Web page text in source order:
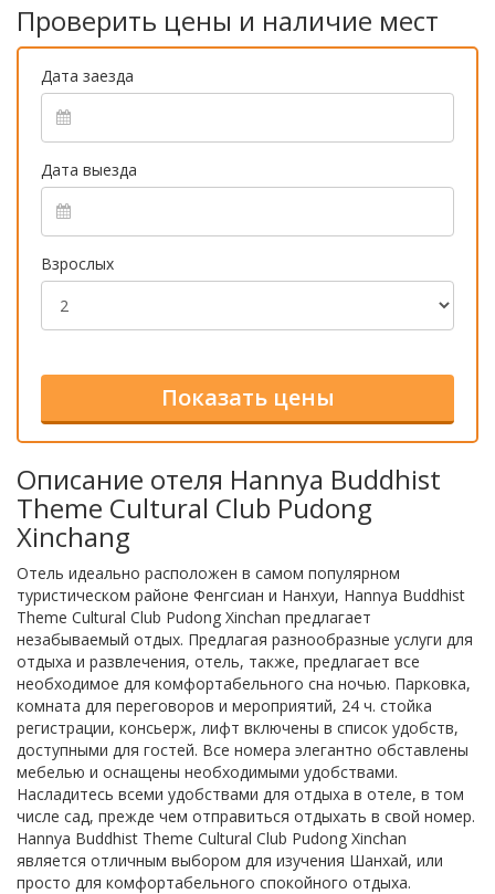
Проверить цены и наличие мест
Дата заезда
Дата выезда
Взрослых
Описание отеля Hannya Buddhist
Theme Cultural Club Pudong
Xinchang
Отель идеально расположен в самом популярном
туристическом районе Фенгсиан и Нанхуи, Hannya Buddhist
Theme Cultural Club Pudong Xinchan предлагает
незабываемый отдых. Предлагая разнообразные услуги для
отдыха и развлечения, отель, также, предлагает все
необходимое для комфортабельного сна ночью. Парковка,
комната для переговоров и мероприятий, 24 ч. стойка
регистрации, консьерж, лифт включены в список удобств,
доступными для гостей. Все номера элегантно обставлены
мебелью и оснащены необходимыми удобствами.
Насладитесь всеми удобствами для отдыха в отеле, в том
числе сад, прежде чем отправиться отдыхать в свой номер.
Hannya Buddhist Theme Cultural Club Pudong Xinchan
является отличным выбором для изучения Шанхай, или
просто для комфортабельного спокойного отдыха.